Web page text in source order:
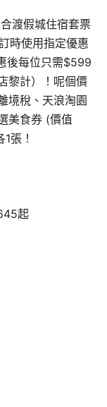
渡假城住宿套票
時使用指定優惠
後每位只需$599
黎計）！呢個價
境稅、天浪淘園
美食券 (價值
張！
起